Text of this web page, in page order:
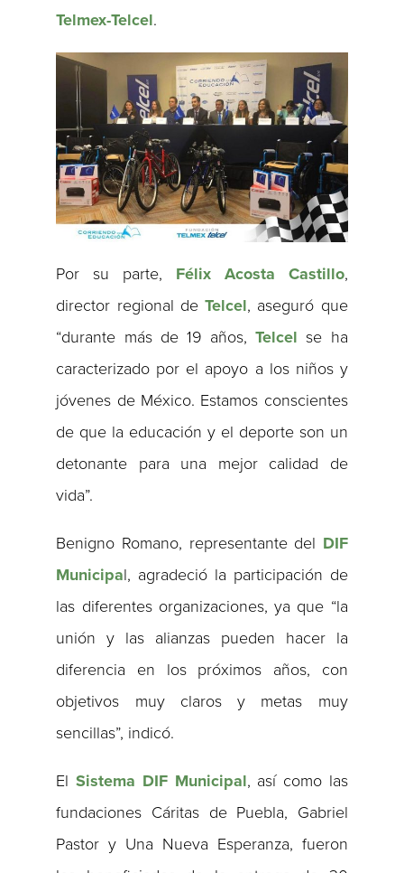
Telmex-Telcel.
Por su parte, Félix Acosta Castillo,
director regional deTelcel, aseguró que
“durante más de 19 años,Telcel se ha
caracterizado por el apoyo a los niños y
jóvenes de México. Estamos conscientes
de que la educación y el deporte son un
detonante para una mejor calidad de
vida”.
Benigno Romano, representante del DIF
Municipal, agradeció la participación de
las diferentes organizaciones, ya que “la
unión y las alianzas pueden hacer la
diferencia en los próximos años, con
objetivos muy claros y metas muy
sencillas”, indicó.
ElSistema DIF Municipal, así como las
fundaciones Cáritas de Puebla, Gabriel
Pastor y Una Nueva Esperanza, fueron